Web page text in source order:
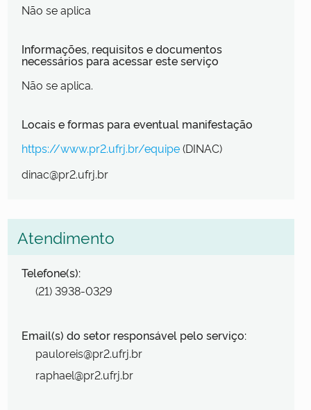
Não se aplica
Informações, requisitos e documentos
necessários para acessar este serviço
Não se aplica.
Locais e formas para eventual manifestação
https://www.pr2.ufrj.br/equipe(DINAC)
dinac@pr2.ufrj.br
Atendimento
Telefone(s):
(21) 3938-0329
Email(s) do setor responsável pelo serviço:
pauloreis@pr2.ufrj.br
raphael@pr2.ufrj.br